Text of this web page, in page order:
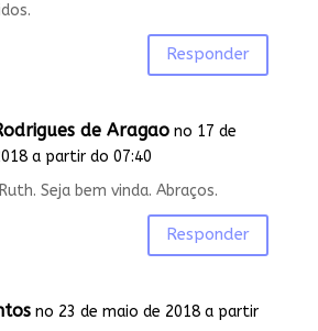
Responder
de Aragao no 17 de
a partir do 07:40
Seja bem vinda. Abraços.
Responder
no 23 de maio de 2018 a partir